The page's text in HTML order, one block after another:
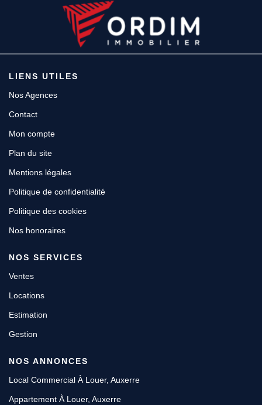
LIENS UTILES
Nos Agences
Contact
Mon compte
Plan du site
Mentions légales
Politique de confidentialité
Politique des cookies
Nos honoraires
NOS SERVICES
Ventes
Locations
Estimation
Gestion
NOS ANNONCES
Local Commercial À Louer, Auxerre
Appartement À Louer, Auxerre